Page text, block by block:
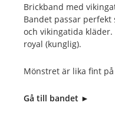
Brickband med
Bandet passar
och vikingatida
royal (kunglig).
Mönstret är lika fint
Gå till bandet ►